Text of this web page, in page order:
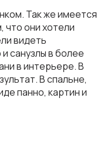
Так же имеется
что они хотели
видеть
санузлы в более
в интерьере. В
В спальне,
панно, картин и